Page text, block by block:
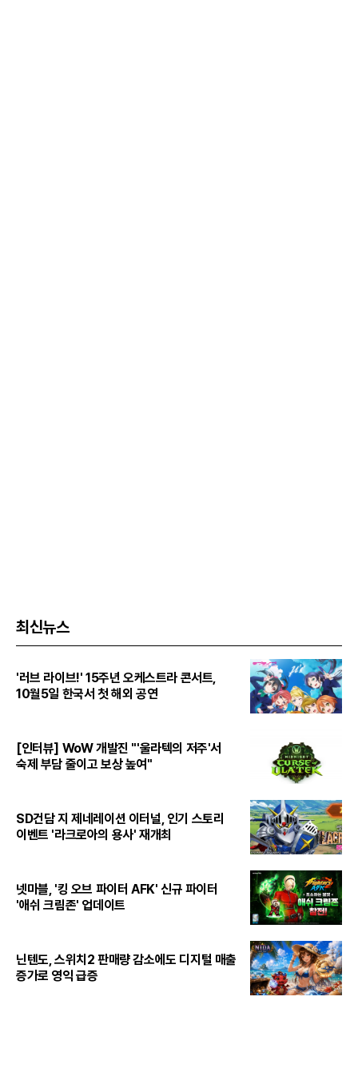
최신뉴스
'러브 라이브!' 15주년 오케스트라 콘서트,
10월5일 한국서 첫 해외 공연
[인터뷰] WoW 개발진 "'울라텍의 저주'서
숙제 부담 줄이고 보상 높여"
SD건담 지 제네레이션 이터널, 인기 스토리
이벤트 '라크로아의 용사' 재개최
넷마블, '킹 오브 파이터 AFK' 신규 파이터
'애쉬 크림존' 업데이트
닌텐도, 스위치2 판매량 감소에도 디지털 매출
증가로 영익 급증